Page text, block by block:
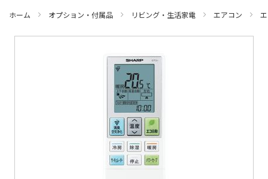
ホーム オプション・付属品 リビング・生活家電 エアコン